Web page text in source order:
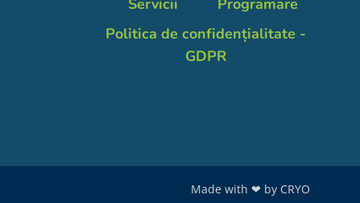
Servicii
Programare
Politica de confidențialitate -
GDPR
Made with ❤ by CRYO